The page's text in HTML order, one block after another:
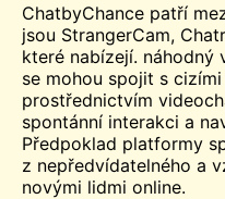
ChatbyChance patří
jsou StrangerCam,
které nabízejí. náhodný
se mohou spojit s
prostřednictvím
spontánní interakci a
Předpoklad platformy
z nepředvídatelného a
novými lidmi online.